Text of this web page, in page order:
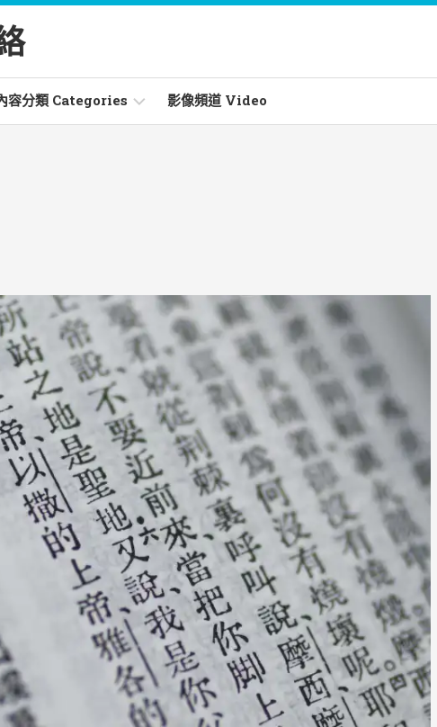
容分類 Categories
書
籍
Books
Faith
隨
筆
Jottings
Media
聲
明
Statements
影像頻道 Video